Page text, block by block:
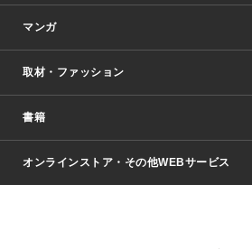
マンガ
少年マンガ
Vジャンプ
週刊ヤングジャンプ
少女マンガ
取材・ファッション
Seventeen
芸能・情報・スポーツ
書籍
文芸・文庫・総合
オンラインストア・その他WEBサービス